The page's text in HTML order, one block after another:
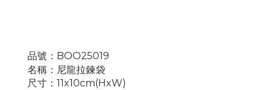
品號：BOO25019
名稱：尼龍拉鍊袋
尺寸：11x10cm(HxW)